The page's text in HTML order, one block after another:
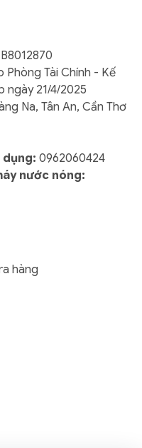
Phòng Tài Chính - Kế
ngày 21/4/2025
Na, Tân An, Cần Thơ
dụng: 0962060424
nước nóng:
hàng